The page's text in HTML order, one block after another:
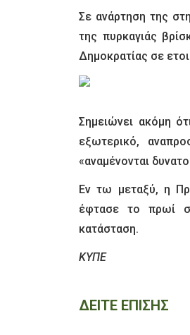
Σε ανάρτηση της
της πυρκαγιάς
Δημοκρατίας σε
Σημειώνει ακόμη
εξωτερικό,
«αναμένονται
Εν τω μεταξύ, η
έφτασε το πρωί
κατάσταση.
ΚΥΠΕ
ΔΕΙΤΕ ΕΠΙΣΗΣ